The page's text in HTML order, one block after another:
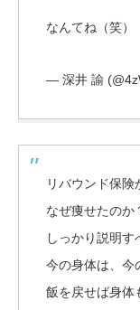
なんてね（笑）
— 深井 諭
リバウンド保険
なぜ痩せたのか
しっかり説明す
今の身体は、今
飯を戻せば身体